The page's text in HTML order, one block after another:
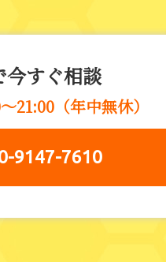
今すぐ相談
21:00（年中無休）
9147-7610